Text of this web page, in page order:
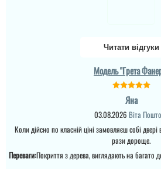
Читати відгуки
Модель "Грета
Яна
03.08.2026 Віта
Коли дійсно по класній ціні замовляєш собі
рази дороще.
Переваги:Покриття з дерева, виглядають на багато